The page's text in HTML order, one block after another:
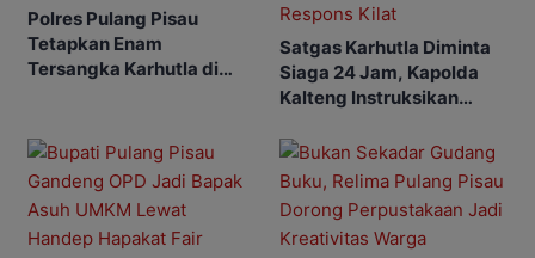
Polres Pulang Pisau
Tetapkan Enam
Tersangka Karhutla di
Satgas Karhutla Diminta
Siaga 24 Jam, Kapolda
Kalteng Instruksikan